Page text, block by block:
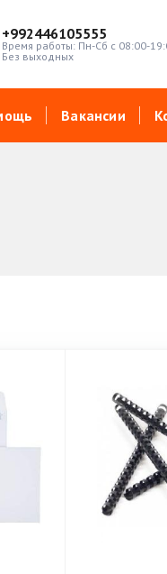
+992446105555
Время работы: Пн-Сб с 08:00-
Без выходных
Вакансии